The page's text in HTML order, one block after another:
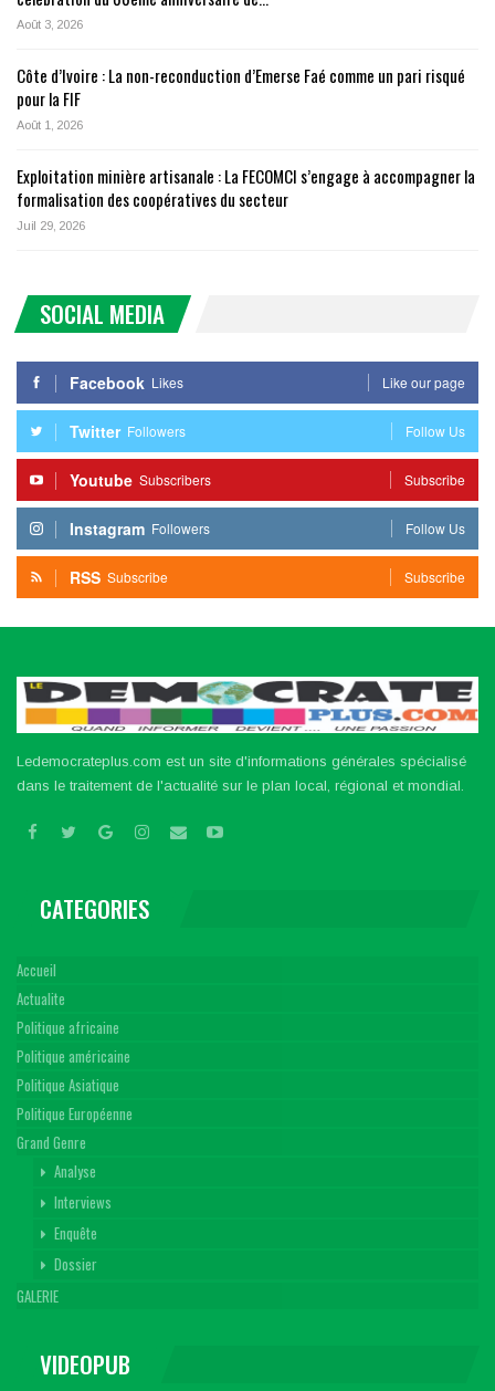
Août 3, 2026
Côte d’Ivoire : La non-reconduction d’Emerse Faé comme un pari risqué
pour la FIF
Août 1, 2026
Exploitation minière artisanale : La FECOMCI s’engage à accompagner la
formalisation des coopératives du secteur
Juil 29, 2026
SOCIAL MEDIA
Facebook Likes Like our page
Twitter Followers Follow Us
Youtube Subscribers Subscribe
Instagram Followers Follow Us
RSS Subscribe Subscribe
Ledemocrateplus.com est un site d'informations générales spécialisé
dans le traitement de l'actualité sur le plan local, régional et mondial.
CATEGORIES
Accueil
Actualite
Politique africaine
Politique américaine
Politique Asiatique
Politique Européenne
Grand Genre
Analyse
Interviews
Enquête
Dossier
GALERIE
VIDEOPUB